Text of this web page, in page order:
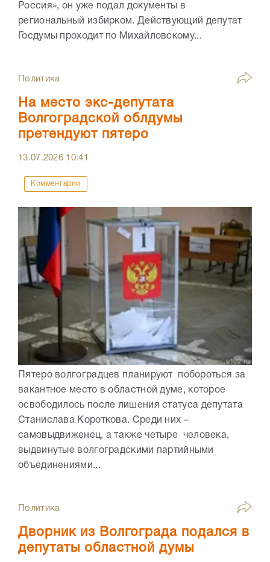
Россия», он уже подал документы в
региональный избирком. Действующий депутат
Госдумы проходит по Михайловскому...
Политика
На место экс-депутата
Волгоградской облдумы
претендуют пятеро
13.07.2026 10:41
Комментарии
Пятеро волгоградцев планируют побороться за
вакантное место в областной думе, которое
освободилось после лишения статуса депутата
Станислава Короткова. Среди них –
самовыдвиженец, а также четыре человека,
выдвинутые волгоградскими партийными
объединениями...
Политика
Дворник из Волгограда подался в
депутаты областной думы